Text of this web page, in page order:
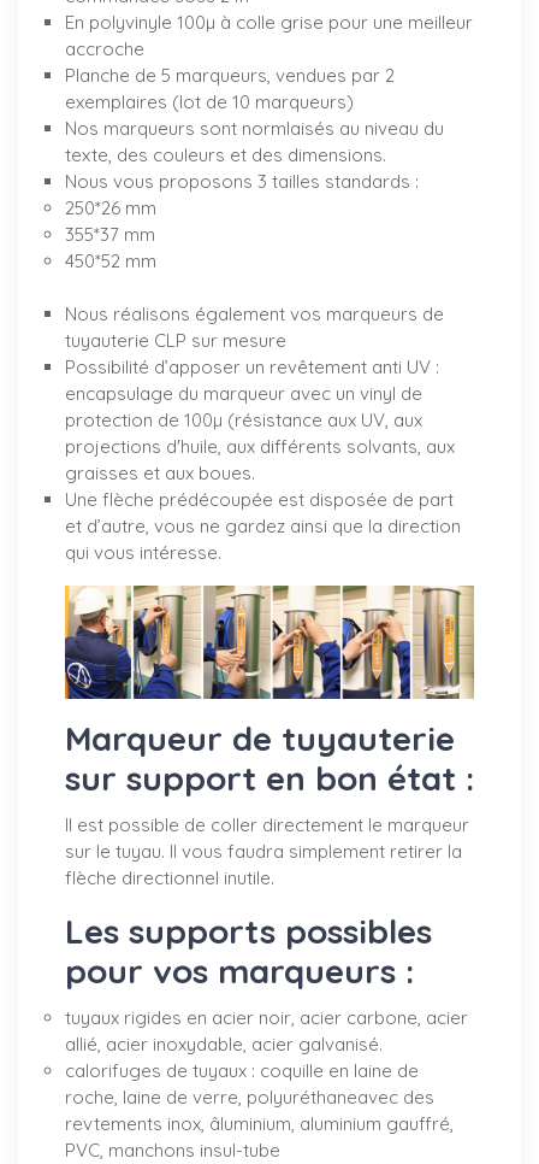
En polyvinyle 100µ à colle grise pour une meilleur
accroche
Planche de 5 marqueurs, vendues par 2
exemplaires (lot de 10 marqueurs)
Nos marqueurs sont normlaisés au niveau du
texte, des couleurs et des dimensions.
Nous vous proposons 3 tailles standards :
250*26 mm
355*37 mm
450*52 mm
Nous réalisons également vos marqueurs de
tuyauterie CLP sur mesure
Possibilité d’apposer un revêtement anti UV :
encapsulage du marqueur avec un vinyl de
protection de 100µ (résistance aux UV, aux
projections d'huile, aux différents solvants, aux
graisses et aux boues.
Une flèche prédécoupée est disposée de part
et d’autre, vous ne gardez ainsi que la direction
qui vous intéresse.
Marqueur de tuyauterie
sur support en bon état :
Il est possible de coller directement le marqueur
sur le tuyau. Il vous faudra simplement retirer la
flèche directionnel inutile.
Les supports possibles
pour vos marqueurs :
tuyaux rigides en acier noir, acier carbone, acier
allié, acier inoxydable, acier galvanisé.
calorifuges de tuyaux : coquille en laine de
roche, laine de verre, polyuréthaneavec des
revtements inox, âluminium, aluminium gauffré,
PVC, manchons insul-tube